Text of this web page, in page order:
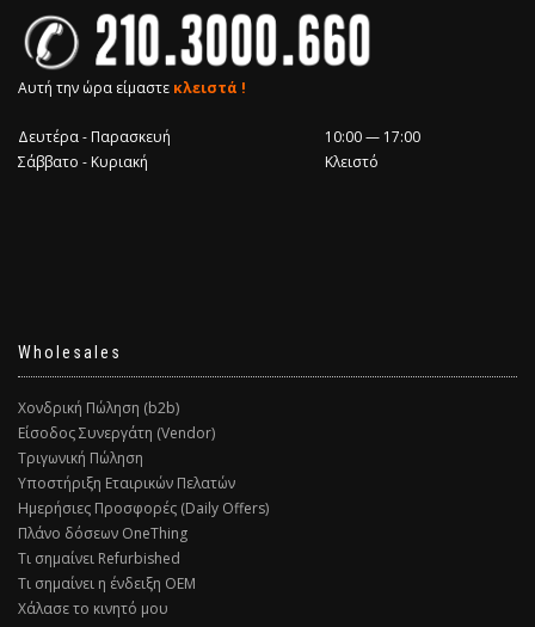
Αυτή την ώρα είμαστε κλειστά !
Δευτέρα - Παρασκευή
10:00 — 17:00
Σάββατο - Κυριακή
Κλειστό
Wholesales
Χονδρική Πώληση (b2b)
Είσοδος Συνεργάτη (Vendor)
Τριγωνική Πώληση
Υποστήριξη Εταιρικών Πελατών
Ημερήσιες Προσφορές (Daily Offers)
Πλάνο δόσεων OneThing
Τι σημαίνει Refurbished
Τι σημαίνει η ένδειξη ΟΕΜ
Χάλασε το κινητό μου